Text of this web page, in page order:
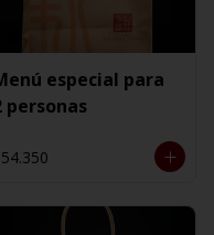
especial para
personas